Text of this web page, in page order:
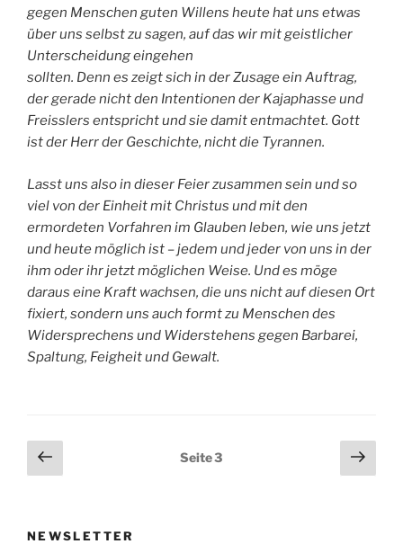
gegen Menschen guten Willens heute hat uns etwas
über uns selbst zu sagen, auf das wir mit geistlicher
Unterscheidung eingehen
sollten. Denn es zeigt sich in der Zusage ein Auftrag,
der gerade nicht den Intentionen der Kajaphasse und
Freisslers entspricht und sie damit entmachtet. Gott
ist der Herr der Geschichte, nicht die Tyrannen.
Lasst uns also in dieser Feier zusammen sein und so
viel von der Einheit mit Christus und mit den
ermordeten Vorfahren im Glauben leben, wie uns jetzt
und heute möglich ist – jedem und jeder von uns in der
ihm oder ihr jetzt möglichen Weise. Und es möge
daraus eine Kraft wachsen, die uns nicht auf diesen Ort
fixiert, sondern uns auch formt zu Menschen des
Widersprechens und Widerstehens gegen Barbarei,
Spaltung, Feigheit und Gewalt.
Seitennummerierung
der
Vorherige
Seite
Seite3
NEWSLETTER